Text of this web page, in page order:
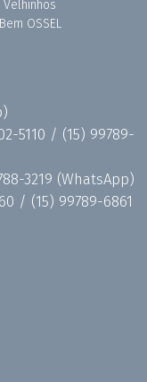
OSSEL
5110 / (15) 99789-
3219 (WhatsApp)
/ (15) 99789-6861